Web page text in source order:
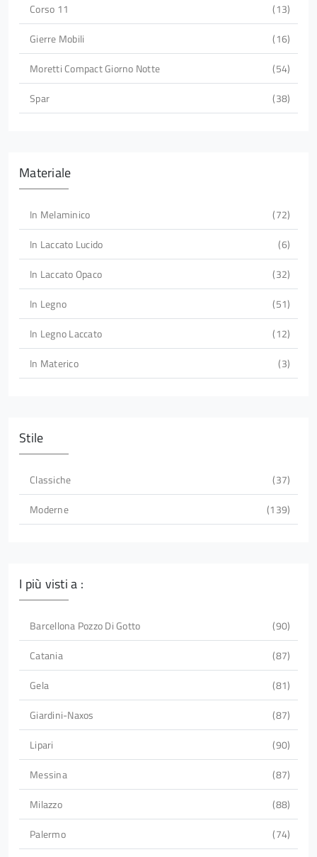
Corso 11
13
Gierre Mobili
16
Moretti Compact Giorno Notte
54
Spar
38
Materiale
In Melaminico
72
In Laccato Lucido
6
In Laccato Opaco
32
In Legno
51
In Legno Laccato
12
In Materico
3
Stile
Classiche
37
Moderne
139
I più visti a :
Barcellona Pozzo Di Gotto
90
Catania
87
Gela
81
Giardini-Naxos
87
Lipari
90
Messina
87
Milazzo
88
Palermo
74